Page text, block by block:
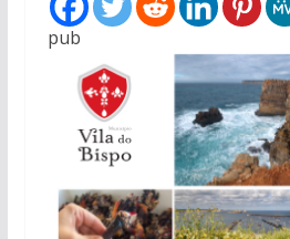
pub